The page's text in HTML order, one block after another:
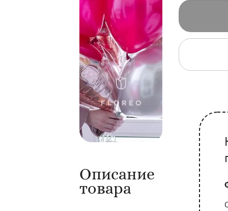
Информация о товаре и оказываемых
Описание
товара